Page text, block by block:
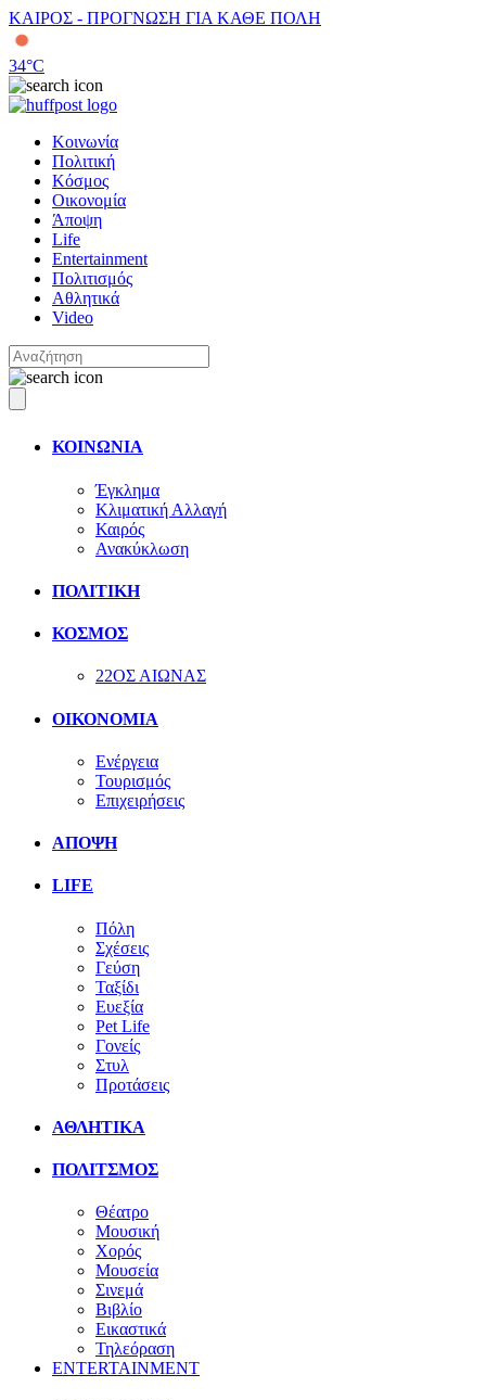
ΚΑΙΡΟΣ - ΠΡΟΓΝΩΣΗ ΓΙΑ ΚΑΘΕ ΠΟΛΗ
34°C
Κοινωνία
Πολιτική
Κόσμος
Οικονομία
Άποψη
Life
Entertainment
Πολιτισμός
Αθλητικά
Video
ΚΟΙΝΩΝΙΑ
Έγκλημα
Κλιματική Αλλαγή
Καιρός
Ανακύκλωση
ΠΟΛΙΤΙΚΗ
ΚΟΣΜΟΣ
22ΟΣ ΑΙΩΝΑΣ
ΟΙΚΟΝΟΜΙΑ
Ενέργεια
Τουρισμός
Επιχειρήσεις
ΑΠΟΨΗ
LIFE
Πόλη
Σχέσεις
Γεύση
Ταξίδι
Ευεξία
Pet Life
Γονείς
Στυλ
Προτάσεις
ΑΘΛΗΤΙΚΑ
ΠΟΛΙΤΣΜΟΣ
Θέατρο
Μουσική
Χορός
Μουσεία
Σινεμά
Βιβλίο
Εικαστικά
Τηλεόραση
ENTERTAINMENT